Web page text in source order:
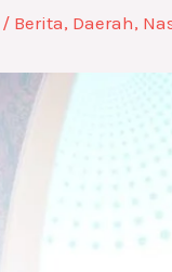
/ Berita, Daerah,